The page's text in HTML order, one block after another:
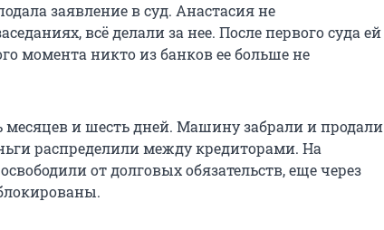
заявление в суд. Анастасия не
всё делали за нее. После первого суда ей
момента никто из банков ее больше не
месяцев и шесть дней. Машину забрали и продали
распределили между кредиторами. На
от долговых обязательств, еще через